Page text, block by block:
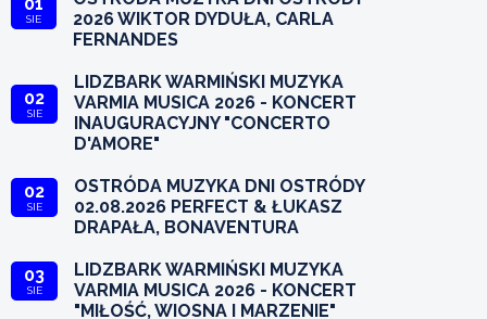
01
SIE
2026 WIKTOR DYDUŁA, CARLA
FERNANDES
02
SIE
LIDZBARK WARMIŃSKI MUZYKA
VARMIA MUSICA 2026 - KONCERT
INAUGURACYJNY "CONCERTO
D'AMORE"
02
SIE
OSTRÓDA MUZYKA DNI OSTRÓDY
02.08.2026 PERFECT & ŁUKASZ
DRAPAŁA, BONAVENTURA
03
SIE
LIDZBARK WARMIŃSKI MUZYKA
VARMIA MUSICA 2026 - KONCERT
"MIŁOŚĆ, WIOSNA I MARZENIE"